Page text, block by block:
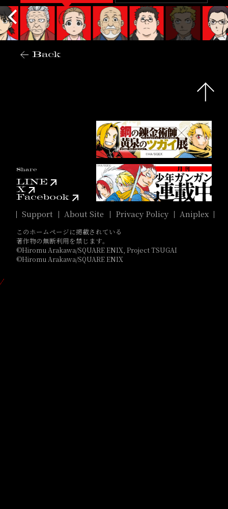
Back
Share
LINE
X
Facebook
Support About Site Privacy Policy Aniplex
このホームページに掲載されている
著作物の無断利用を禁じます。
©Hiromu Arakawa/SQUARE ENIX, Project TSUGAI
©Hiromu Arakawa/SQUARE ENIX